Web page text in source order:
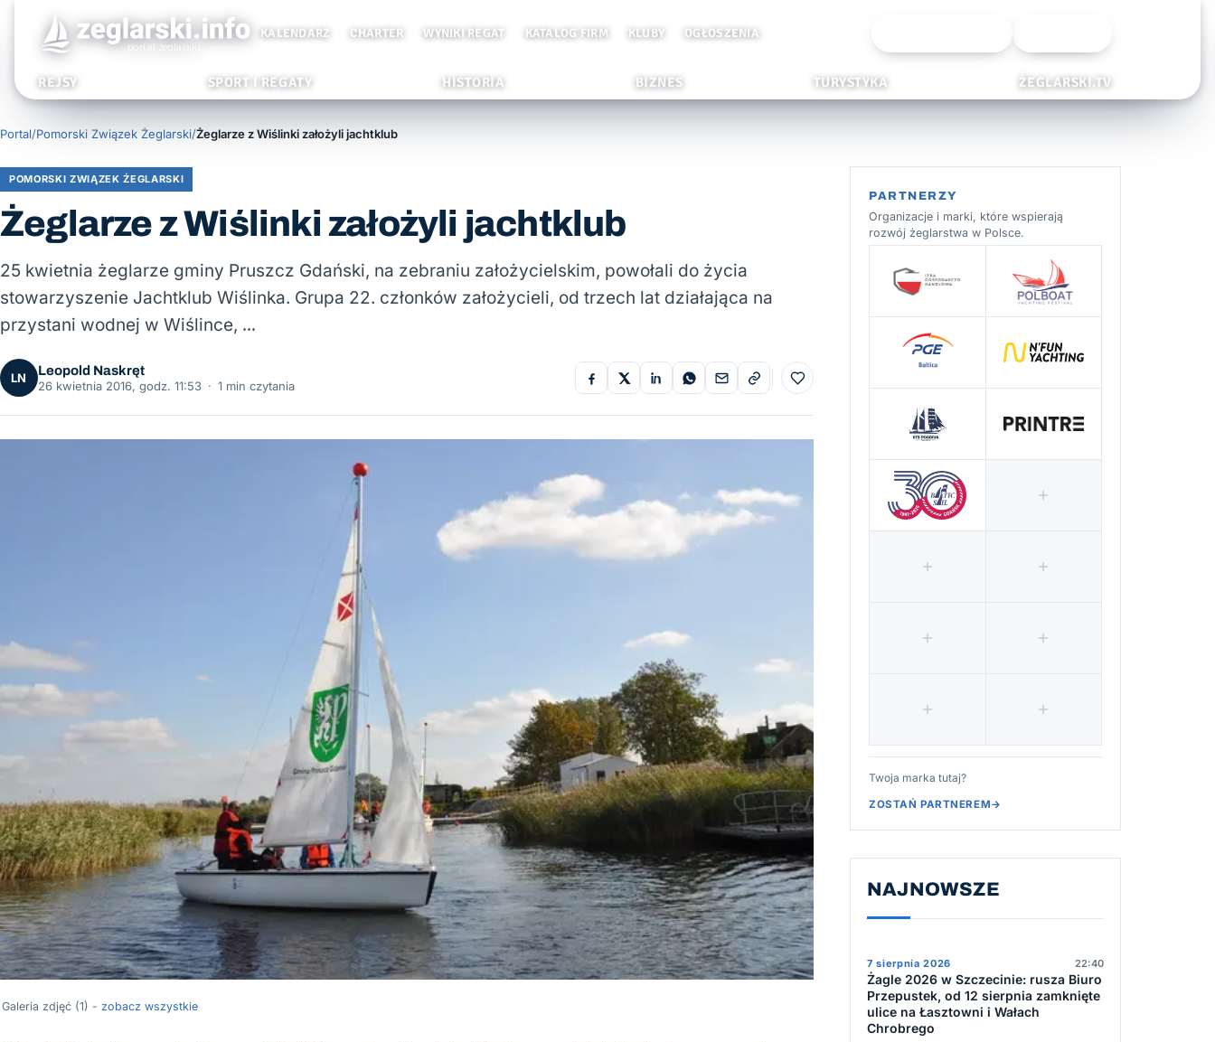
KALENDARZ CHARTER WYNIKI REGAT KATALOG FIRM KLUBY OGŁOSZENIA
REJSY SPORT I REGATY HISTORIA BIZNES TURYSTYKA ŻEGLARSKI.TV
Portal/Pomorski Związek Żeglarski/Żeglarze z Wiślinki założyli jachtklub
POMORSKI ZWIĄZEK ŻEGLARSKI
Żeglarze z Wiślinki założyli jachtklub
25 kwietnia żeglarze gminy Pruszcz Gdański, na zebraniu założycielskim, powołali do życia
stowarzyszenie Jachtklub Wiślinka. Grupa 22. członków założycieli, od trzech lat działająca na
przystani wodnej w Wiślince, …
LN
Leopold Naskręt
26 kwietnia 2016, godz. 11:53 · 1 min czytania Do ulubionych
Galeria zdjęć (1) - zobacz wszystkie
PARTNERZY
Organizacje i marki, które wspierają
rozwój żeglarstwa w Polsce.
Twoja marka tutaj?
ZOSTAŃ PARTNEREM→
NAJNOWSZE
7 sierpnia 2026 22:40
Żagle 2026 w Szczecinie: rusza Biuro
Przepustek, od 12 sierpnia zamknięte
ulice na Łasztowni i Wałach
Chrobrego